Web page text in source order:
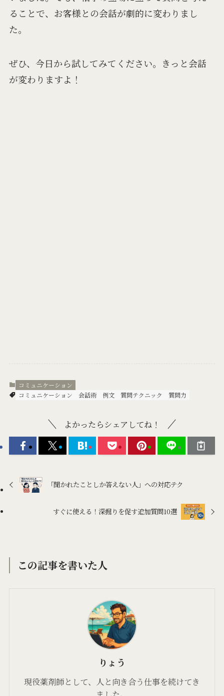
ることで、お客様との会話が劇的に変わりまし
た。
ぜひ、今日から試してみてください。きっと会話
が変わりますよ！
コミュニケーション
コミュニケーション
会話術 例文 質問テクニック 質問力
よかったらシェアしてね！
「聞かれたことしか答えない人」への対応テク
すぐに使える！深掘りを促す追加質問10選
この記事を書いた人
りょう
現役薬剤師として、人と向き合う仕事を続けてき